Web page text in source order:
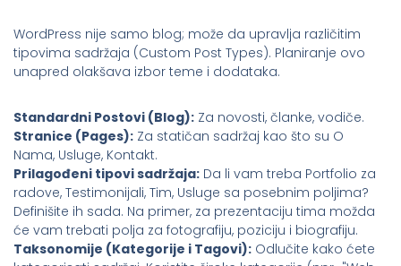
WordPress nije samo blog; može da upravlja različitim
tipovima sadržaja (Custom Post Types). Planiranje ovo
unapred olakšava izbor teme i dodataka.
Standardni Postovi (Blog): Za novosti, članke, vodiče.
Stranice (Pages): Za statičan sadržaj kao što su O
Nama, Usluge, Kontakt.
Prilagođeni tipovi sadržaja: Da li vam treba Portfolio za
radove, Testimonijali, Tim, Usluge sa posebnim poljima?
Definišite ih sada. Na primer, za prezentaciju tima možda
će vam trebati polja za fotografiju, poziciju i biografiju.
Taksonomije (Kategorije i Tagovi): Odlučite kako ćete